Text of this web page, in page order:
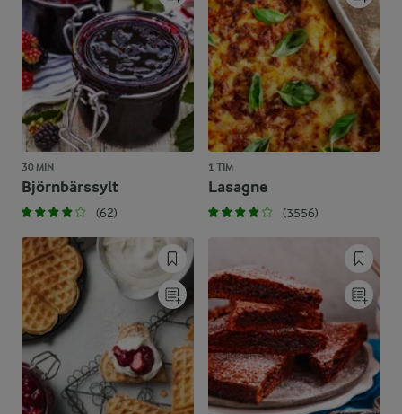
30 MIN
Björnbärssylt
(62)
1 TIM
Lasagne
(3556)